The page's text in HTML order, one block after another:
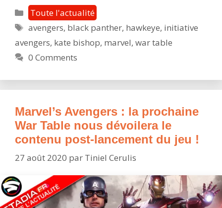
:
l’Initiative
Avengers
et
le
post-
lancement,
toutes
les
infos
!
Catégories
Toute l'actualité
Étiquettes
avengers, black panther, hawkeye, initiative
avengers, kate bishop, marvel, war table
0 Comments
Marvel’s Avengers : la prochaine
War Table nous dévoilera le
contenu post-lancement du jeu !
27 août 2020 par Tiniel Cerulis